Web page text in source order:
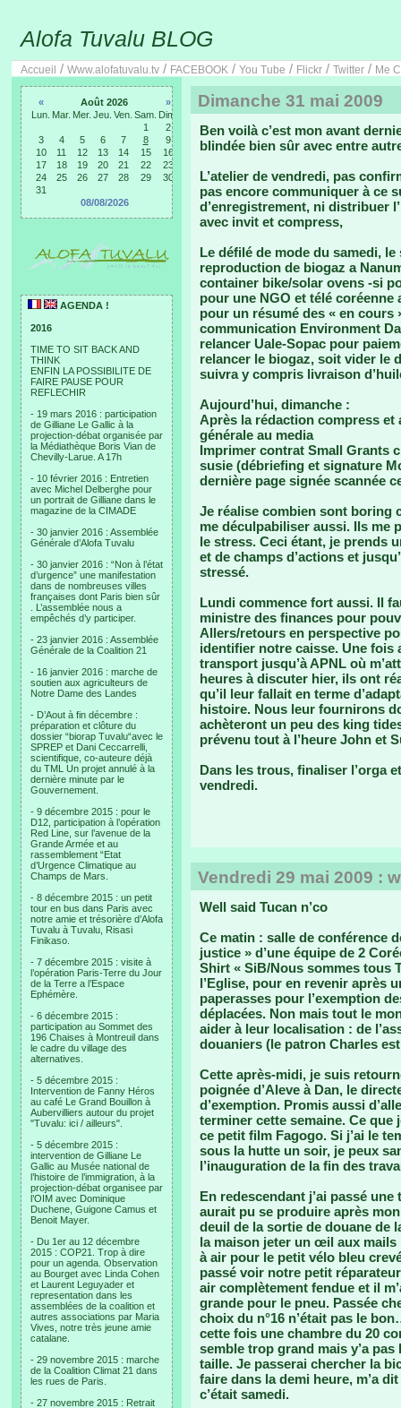
Alofa Tuvalu BLOG
Accueil / Www.alofatuvalu.tv / FACEBOOK / You Tube / Flickr / Twitter / Me
« Août 2026
»
Lun. Mar. Mer. Jeu. Ven. Sam. Dim.
1
2
3
4 5 6 7 8
9
10
11 12 13 14 15
16
17
18 19 20 21 22
23
24
25 26 27 28 29
30
31
08/08/2026
AGENDA !
2016
TIME TO SIT BACK AND
THINK
ENFIN LA POSSIBILITE DE
FAIRE PAUSE POUR
REFLECHIR
- 19 mars 2016 : participation
de Gilliane Le Gallic à la
projection-débat organisée par
la Médiathèque Boris Vian de
Chevilly-Larue. A 17h
- 10 février 2016 : Entretien
avec Michel Delberghe pour
un portrait de Gilliane dans le
magazine de la CIMADE
- 30 janvier 2016 : Assemblée
Générale d’Alofa Tuvalu
- 30 janvier 2016 : “Non à l’état
d’urgence” une manifestation
dans de nombreuses villes
françaises dont Paris bien sûr
. L’assemblée nous a
empêchés d’y participer.
- 23 janvier 2016 : Assemblée
Générale de la Coalition 21
- 16 janvier 2016 : marche de
soutien aux agriculteurs de
Notre Dame des Landes
- D’Aout à fin décembre :
préparation et clôture du
dossier “biorap Tuvalu“avec le
SPREP et Dani Ceccarrelli,
scientifique, co-auteure déjà
du TML Un projet annulé à la
dernière minute par le
Gouvernement.
- 9 décembre 2015 : pour le
D12, participation à l’opération
Red Line, sur l’avenue de la
Grande Armée et au
rassemblement “Etat
d’Urgence Climatique au
Champs de Mars.
- 8 décembre 2015 : un petit
tour en bus dans Paris avec
notre amie et trésorière d’Alofa
Tuvalu à Tuvalu, Risasi
Finikaso.
- 7 décembre 2015 : visite à
l’opération Paris-Terre du Jour
de la Terre a l’Espace
Ephémère.
- 6 décembre 2015 :
participation au Sommet des
196 Chaises à Montreuil dans
le cadre du village des
alternatives.
- 5 décembre 2015 :
Intervention de Fanny Héros
au café Le Grand Bouillon à
Aubervilliers autour du projet
"Tuvalu: ici / ailleurs".
- 5 décembre 2015 :
intervention de Gilliane Le
Gallic au Musée national de
l’histoire de l’immigration, à la
projection-débat organisee par
l’OIM avec Dominique
Duchene, Guigone Camus et
Benoit Mayer.
- Du 1er au 12 décembre
2015 : COP21. Trop à dire
pour un agenda. Observation
au Bourget avec Linda Cohen
et Laurent Leguyader et
representation dans les
assemblées de la coalition et
autres associations par Maria
Vives, notre très jeune amie
catalane.
- 29 novembre 2015 : marche
de la Coalition Climat 21 dans
les rues de Paris.
- 27 novembre 2015 : Retrait
Dimanche 31 mai 2009
Ben voilà c’est mon avant
blindée bien sûr avec entre
L’atelier de vendredi, pas
pas encore communiquer à ce
d’enregistrement, ni distribuer
avec invit et compress,
Le défilé de mode du samedi,
reproduction de biogaz a
container bike/solar ovens -si
pour une NGO et télé
pour un résumé des « en cours
communication Environment
relancer Uale-Sopac pour
relancer le biogaz, soit vider le
suivra y compris livraison
Aujourd’hui, dimanche :
Après la rédaction compress et
générale au media
Imprimer contrat Small Grants
susie (débriefing et signature
dernière page signée scannée
Je réalise combien sont boring
me déculpabiliser aussi. Ils me
le stress. Ceci étant, je prends
et de champs d’actions et
stressé.
Lundi commence fort aussi. Il
ministre des finances pour
Allers/retours en perspective
identifier notre caisse. Une fois
transport jusqu’à APNL où
heures à discuter hier, ils ont
qu’il leur fallait en terme
histoire. Nous leur fournirons
achèteront un peu des king
prévenu tout à l’heure John et
Dans les trous, finaliser l’orga
vendredi.
Vendredi 29 mai 2009 :
Well said Tucan n’co
Ce matin : salle de conférence
justice » d’une équipe de 2
Shirt « SiB/Nous sommes tous
l’Eglise, pour en revenir après
paperasses pour l’exemption
déplacées. Non mais tout le
aider à leur localisation : de
douaniers (le patron Charles
Cette après-midi, je suis
poignée d’Aleve à Dan, le
d’exemption. Promis aussi
terminer cette semaine. Ce que
ce petit film Fagogo. Si j’ai le
sous la hutte un soir, je peux
l’inauguration de la fin des
En redescendant j’ai passé
aurait pu se produire après
deuil de la sortie de douane de
la maison jeter un œil aux mails
à air pour le petit vélo bleu
passé voir notre petit
air complètement fendue et il
grande pour le pneu. Passée
choix du n°16 n’était pas le
cette fois une chambre du 20
semble trop grand mais y’a
taille. Je passerai chercher la
faire dans la demi heure, m’a
c’était samedi.